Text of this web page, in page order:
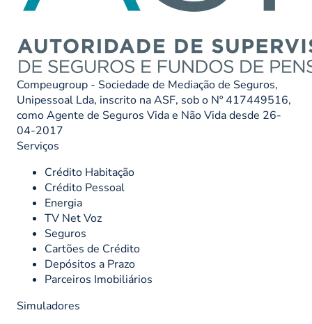
Compeugroup - Sociedade de Mediação de Seguros,
Unipessoal Lda, inscrito na ASF, sob o Nº 417449516,
como Agente de Seguros Vida e Não Vida desde 26-
04-2017
Serviços
Crédito Habitação
Crédito Pessoal
Energia
TV Net Voz
Seguros
Cartões de Crédito
Depósitos a Prazo
Parceiros Imobiliários
Simuladores